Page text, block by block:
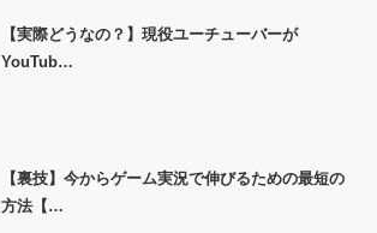
【実際どうなの？】現役ユーチューバーが
YouTub…
【裏技】今からゲーム実況で伸びるための最短の
方法【…